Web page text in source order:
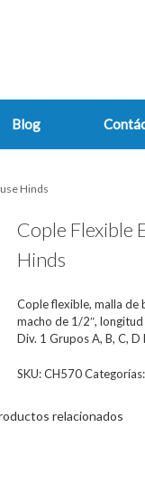
Blog
Hinds
Cople Flexible
Hinds
Cople flexible, malla de
macho de 1/2″,
Div. 1 Grupos A, B, C, D
SKU:CH570
relacionados